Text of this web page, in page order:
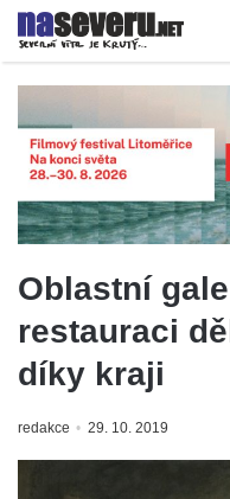
Oblastní
restauraci
díky kraji
redakce 29. 10. 2019